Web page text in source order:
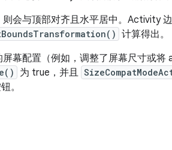
会与顶部对齐且水平居中。Activity
计算得出。
幕配置（例如，调整了屏幕尺寸或将
为 true，并且
。